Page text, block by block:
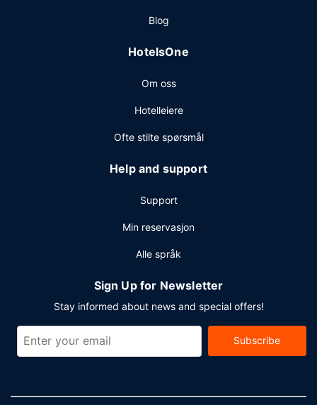
Gjester har tilgang til blant annet et døgnåpent
bagasjeoppbevaring. Gjestene tilbys ubetjent parkering
Blog
HotelsOne
Om oss
Hotelleiere
Ofte stilte spørsmål
Help and support
Support
Min reservasjon
Alle språk
Sign Up for Newsletter
Stay informed about news and special offers!
Subscribe